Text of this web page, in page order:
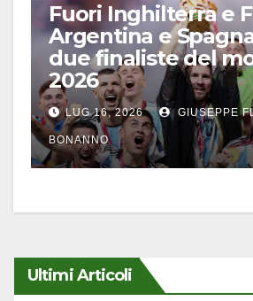
Fuori Inghilterra e
Argentina e
due finaliste del
2026
LUG 16, 2026 GIUSEPPE
BONANNO
Ultimi Articoli